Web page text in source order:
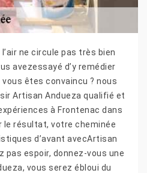
ne circule pas très bien
avezessayé d’y remédier
vous êtes convaincu ? nous
Artisan Andueza qualifié et
à Frontenac dans
le résultat, votre cheminée
d’avant avecArtisan
pas espoir, donnez-vous une
vous serez ébloui du